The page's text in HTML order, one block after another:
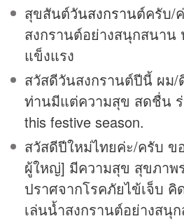
สุขสันต์วันสงกรานต์ครับ/
สงกรานต์อย่างสนุกสนา
แข็งแรง
สวัสดีวันสงกรานต์ปีนี้ ผม
ท่านมีแต่ความสุข สดชื่น ร่
this festive season.
สวัสดีปีใหม่ไทยค่ะ/ครับ ข
ผู้ใหญ่] มีความสุข สุขภาพ
ปราศจากโรคภัยไข้เจ็บ คิ
เล่นน้ำสงกรานต์อย่างสนุ